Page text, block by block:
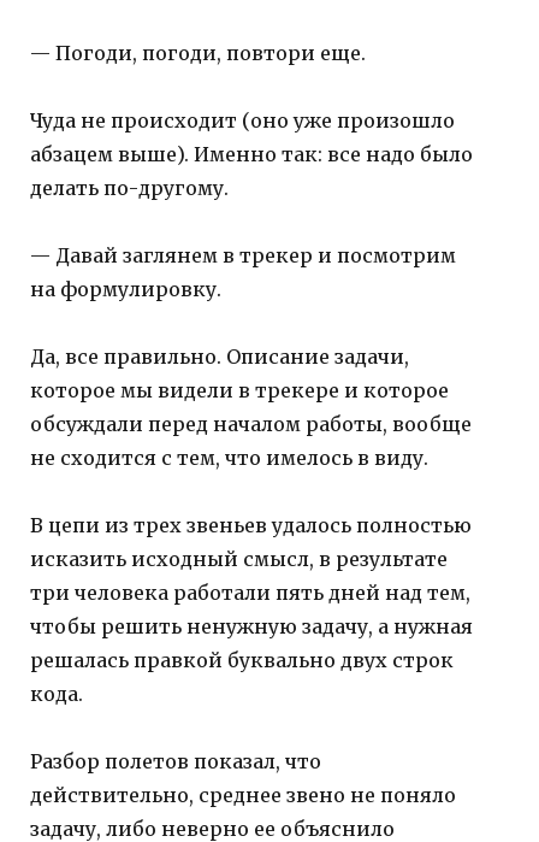
— Погоди, погоди, повтори еще.
Чуда не происходит (оно уже произошло
абзацем выше). Именно так: все надо было
делать по-другому.
— Давай заглянем в трекер и посмотрим
на формулировку.
Да, все правильно. Описание задачи,
которое мы видели в трекере и которое
обсуждали перед началом работы, вообще
не сходится с тем, что имелось в виду.
В цепи из трех звеньев удалось полностью
исказить исходный смысл, в результате
три человека работали пять дней над тем,
чтобы решить ненужную задачу, а нужная
решалась правкой буквально двух строк
кода.
Разбор полетов показал, что
действительно, среднее звено не поняло
задачу, либо неверно ее объяснило